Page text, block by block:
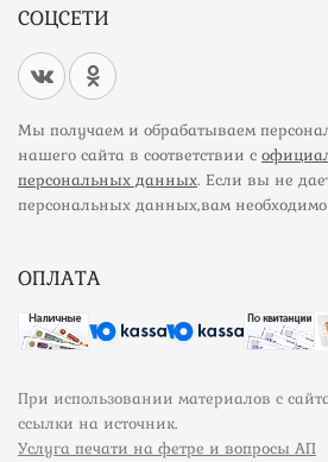
СОЦСЕТИ
Мы получаем и обрабатываем
нашего сайта в соответствии с
персональных данных. Если вы не
персональных данных,вам
ОПЛАТА
При использовании материалов с
ссылки на источник.
Услуга печати на фетре и вопросы АП